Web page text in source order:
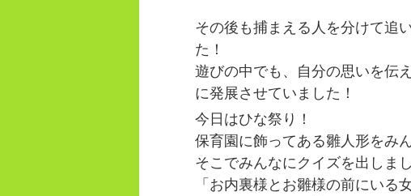
その後も捕まえる人を分けて追
た！
遊びの中でも、自分の思いを伝
に発展させていました！
今日はひな祭り！
保育園に飾ってある雛人形をみ
そこでみんなにクイズを出しま
「お内裏様とお雛様の前にいる